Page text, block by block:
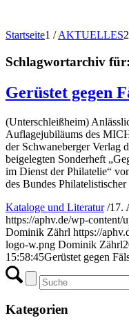
Startseite1 / AKTUELLES2
Schlagwortarchiv für:
Gerüstet gegen
(Unterschleißheim)
Auflagejubiläums des
der Schwaneberger Verlag
beigelegten Sonderheft
im Dienst der Philatelie“
des Bundes
Kataloge und Literatur /17.
https://aphv.de/wp-content/
Dominik Zährl https://
logo-w.png Dominik Zährl
15:58:45Gerüstet gegen
Kategorien